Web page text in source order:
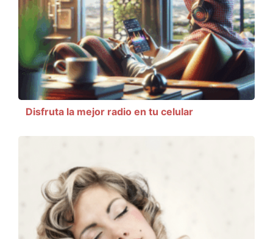
Disfruta la mejor radio en tu celular